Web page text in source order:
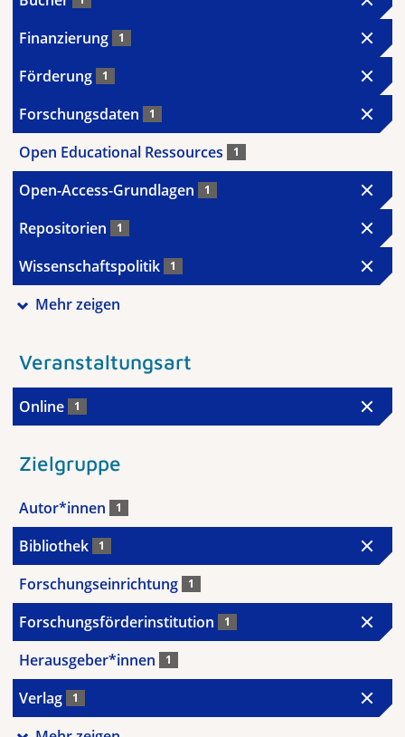
Finanzierung 1
Förderung 1
Forschungsdaten 1
Open Educational Ressources 1
Open-Access-Grundlagen 1
Repositorien 1
Wissenschaftspolitik 1
Mehr zeigen
Veranstaltungsart
Online 1
Zielgruppe
Autor*innen 1
Bibliothek 1
Forschungseinrichtung 1
Forschungsförderinstitution 1
Herausgeber*innen 1
Verlag 1